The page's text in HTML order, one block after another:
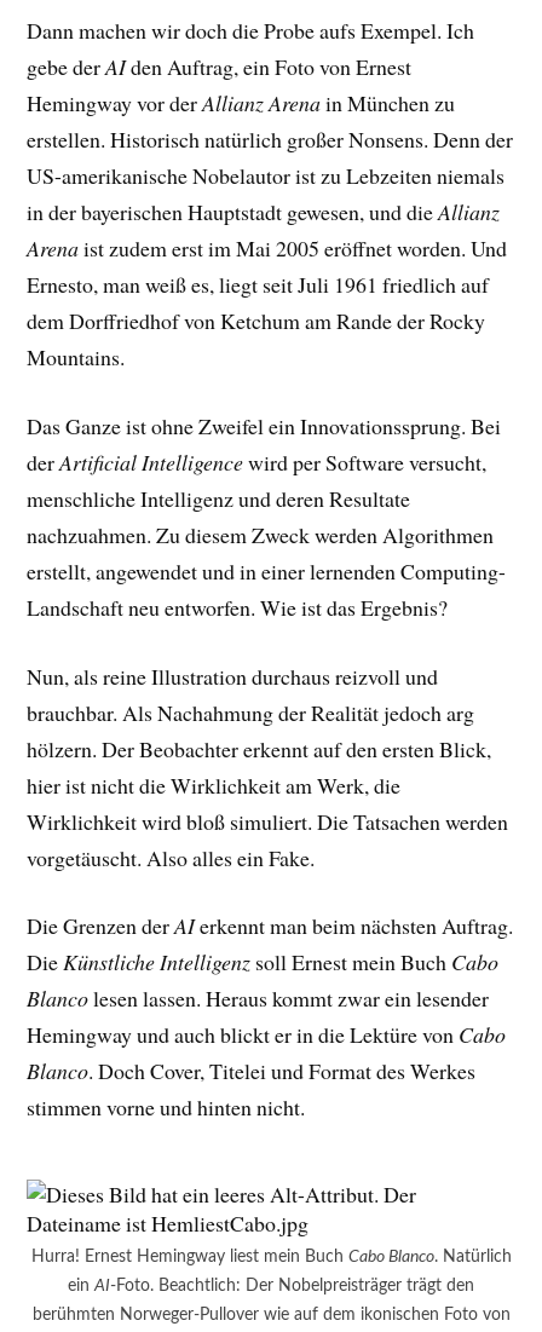
Dann machen wir doch die Probe aufs Exempel. Ich
gebe derAIden Auftrag, ein Foto von Ernest
Hemingway vor derAllianz Arenain München zu
erstellen. Historisch natürlich großer Nonsens. Denn der
US-amerikanische Nobelautor ist zu Lebzeiten niemals
in der bayerischen Hauptstadt gewesen, und dieAllianz
Arenaist zudem erst im Mai 2005 eröffnet worden. Und
Ernesto, man weiß es, liegt seit Juli 1961 friedlich auf
dem Dorffriedhof von Ketchum am Rande der Rocky
Mountains.
Das Ganze ist ohne Zweifel ein Innovationssprung. Bei
derArtificial Intelligencewird per Software versucht,
menschliche Intelligenz und deren Resultate
nachzuahmen. Zu diesem Zweck werden Algorithmen
erstellt, angewendet und in einer lernenden Computing-
Landschaft neu entworfen. Wie ist das Ergebnis?
Nun, als reine Illustration durchaus reizvoll und
brauchbar. Als Nachahmung der Realität jedoch arg
hölzern. Der Beobachter erkennt auf den ersten Blick,
hier ist nicht die Wirklichkeit am Werk, die
Wirklichkeit wird bloß simuliert. Die Tatsachen werden
vorgetäuscht. Also alles ein Fake.
Die Grenzen derAIerkennt man beim nächsten Auftrag.
DieKünstliche Intelligenz soll Ernest mein Buch Cabo
Blancolesen lassen. Heraus kommt zwar ein lesender
Hemingway und auch blickt er in die Lektüre von Cabo
Blanco. Doch Cover, Titelei und Format des Werkes
stimmen vorne und hinten nicht.
Hurra! Ernest Hemingway liest mein Buch Cabo Blanco. Natürlich
ein AI-Foto. Beachtlich: Der Nobelpreisträger trägt den
berühmten Norweger-Pullover wie auf dem ikonischen Foto von